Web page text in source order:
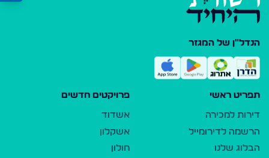
הנדל"ן של המגזר
תפריט ראשי
דירות למכירה
הרשמה לדירומייל
הבלוג שלנו
פרויקטים חדשים
אשדוד
אשקלון
חולון